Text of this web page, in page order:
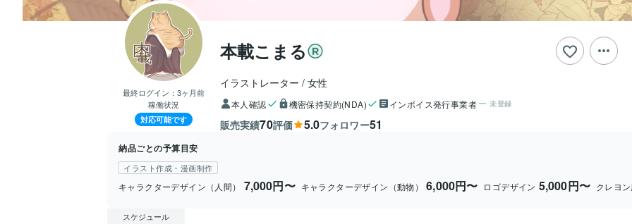
最終ログイン： 3ヶ月前
稼働状況
対応可能です
本載こまる
イラストレーター 女性
本人確認 機密保持契約(NDA) インボイス発行事業者 未登録
販売実績70評価 5.0フォロワー51
納品ごとの予算目安
イラスト作成・漫画制作
キャラクターデザイン（人間） 7,000円〜 キャラクターデザイン（動物） 6,000円〜 ロゴデザイン 5,000円〜 クレヨ
スケジュール